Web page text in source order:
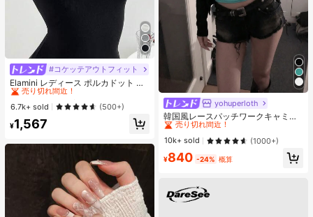
#コケッテアウトフィット
Elamini レディース ポルカドット パ
ッチワーク レーストリム 配色 ウエ
スト ショートスリーブ トップス 夏
用
#2 ベストセラー
夜遊び 女性用ブラウス
売り切れ間近！
#2 ベストセラー
売り切れ間近！
#2 ベストセラー
売り切れ間近！
#2 ベストセラー
売り切れ間近！
6.7k+ sold (500+)
¥1,567
yohuperloth
韓国風レースパッチワークキャミソ
ールタンクトップ、Y2Kエステティ
ック、ストリートウェアカジュアル
サマー
#1 ベストセラー
売り切れ間近！
#1 ベストセラー
売り切れ間近！
#1 ベストセラー
売り切れ間近！
#1 ベストセラー
売り切れ間近！
10k+ sold (1000+)
¥840 -24% 概算